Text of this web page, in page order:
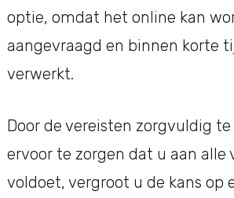
optie, omdat het online kan
aangevraagd en binnen korte
verwerkt.
Door de vereisten zorgvuldig
ervoor te zorgen dat u aan alle
voldoet, vergroot u de kans op